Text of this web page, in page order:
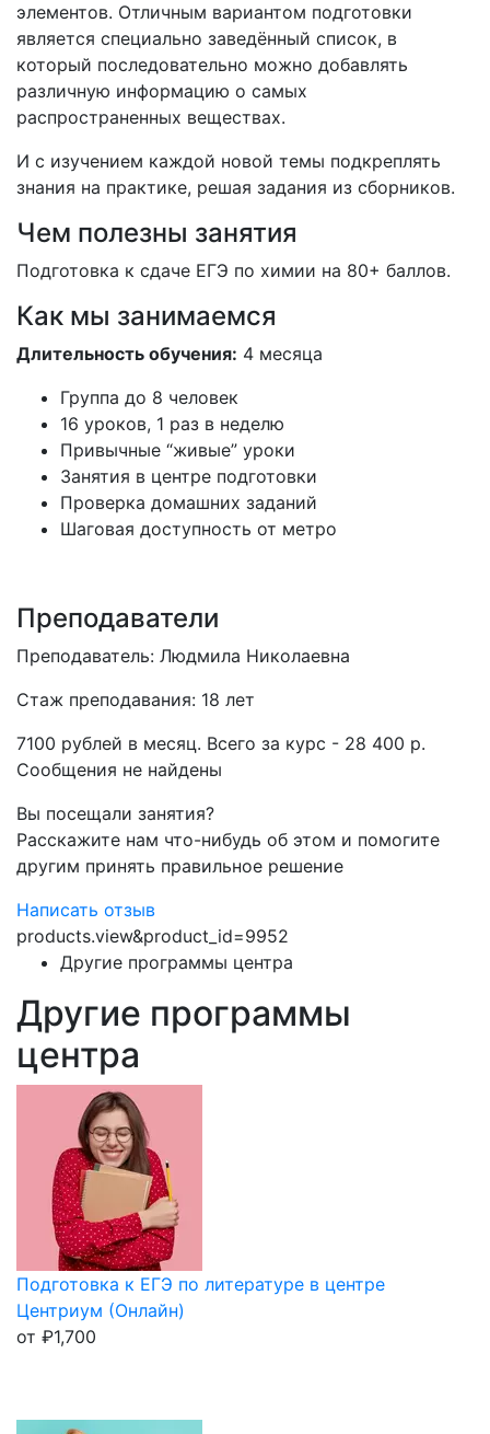
элементов. Отличным вариантом подготовки
является специально заведённый список, в
который последовательно можно добавлять
различную информацию о самых
распространенных веществах.
И с изучением каждой новой темы подкреплять
знания на практике, решая задания из сборников.
Чем полезны занятия
Подготовка к сдаче ЕГЭ по химии на 80+ баллов.
Как мы занимаемся
Длительность обучения: 4 месяца
Группа до 8 человек
16 уроков, 1 раз в неделю
Привычные “живые” уроки
Занятия в центре подготовки
Проверка домашних заданий
Шаговая доступность от метро
Преподаватели
Преподаватель: Людмила Николаевна
Стаж преподавания: 18 лет
7100 рублей в месяц. Всего за курс - 28 400 р.
Сообщения не найдены
Вы посещали занятия?
Расскажите нам что-нибудь об этом и помогите
другим принять правильное решение
Написать отзыв
products.view&product_id=9952
Другие программы центра
Другие программы
центра
Подготовка к ЕГЭ по литературе в центре
Центриум (Онлайн)
от ₽1,700